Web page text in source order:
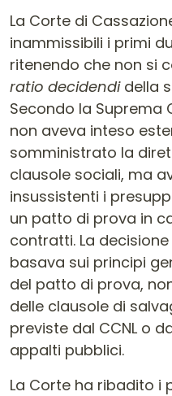
La Corte di
inammissibili i primi
ritenendo che non si
ratio decidendi della
Secondo la Suprema
non aveva inteso
somministrato la
clausole sociali, ma
insussistenti i
un patto di prova in
contratti. La
basava sui principi
del patto di prova,
delle clausole di
previste dal CCNL o
appalti pubblici.
La Corte ha ribadito i